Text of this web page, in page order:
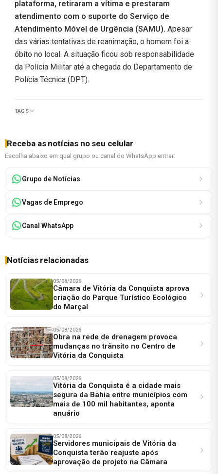
plataforma, retiraram a vítima e prestaram
atendimento com o suporte do Serviço de
Atendimento Móvel de Urgência (SAMU). Apesar
das várias tentativas de reanimação, o homem foi a
óbito no local. A situação ficou sob responsabilidade
da Polícia Militar até a chegada do Departamento de
Polícia Técnica (DPT).
TAGS
Receba as notícias no seu celular
Escolha abaixo em qual grupo ou canal do WhatsApp entrar:
Grupo de Notícias
Vagas de Emprego
Canal WhatsApp
Notícias relacionadas
05/08/2026
Câmara de Vitória da Conquista aprova
criação do Parque Turístico Ecológico
do Marçal
05/08/2026
Obra na rede de drenagem provoca
mudanças no trânsito no Centro de
Vitória da Conquista
05/08/2026
Vitória da Conquista é a cidade mais
segura da Bahia entre municípios com
mais de 100 mil habitantes, aponta
anuário
05/08/2026
Servidores municipais de Vitória da
Conquista terão reajuste após
aprovação de projeto na Câmara